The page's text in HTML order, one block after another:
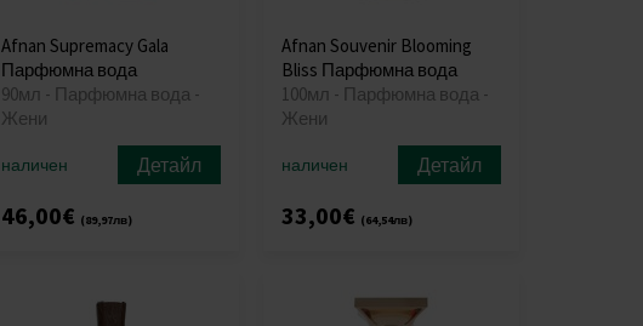
Afnan Supremacy Gala
Парфюмна вода
90мл - Парфюмна вода -
Жени
наличен Детайл
46,00€ (89,97лв)
Afnan Souvenir Blooming
Bliss Парфюмна вода
100мл - Парфюмна вода -
Жени
наличен Детайл
33,00€ (64,54лв)